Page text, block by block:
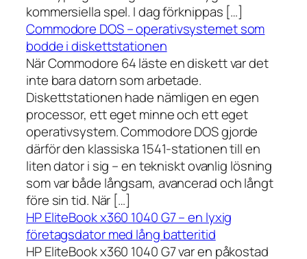
kommersiella spel. I dag förknippas […]
Commodore DOS – operativsystemet som
bodde i diskettstationen
När Commodore 64 läste en diskett var det
inte bara datorn som arbetade.
Diskettstationen hade nämligen en egen
processor, ett eget minne och ett eget
operativsystem. Commodore DOS gjorde
därför den klassiska 1541-stationen till en
liten dator i sig – en tekniskt ovanlig lösning
som var både långsam, avancerad och långt
före sin tid. När […]
HP EliteBook x360 1040 G7 – en lyxig
företagsdator med lång batteritid
HP EliteBook x360 1040 G7 var en påkostad